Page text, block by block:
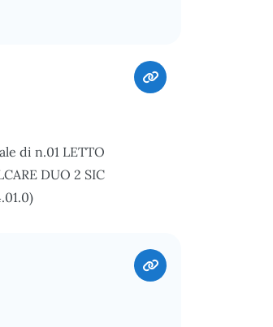
di n.01 LETTO
DUO 2 SIC